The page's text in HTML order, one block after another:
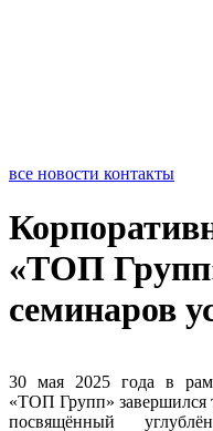
все новости контакты
«ТОП
семинаров
30 мая 2025 года в
«ТОП Групп» завершился
посвящённый